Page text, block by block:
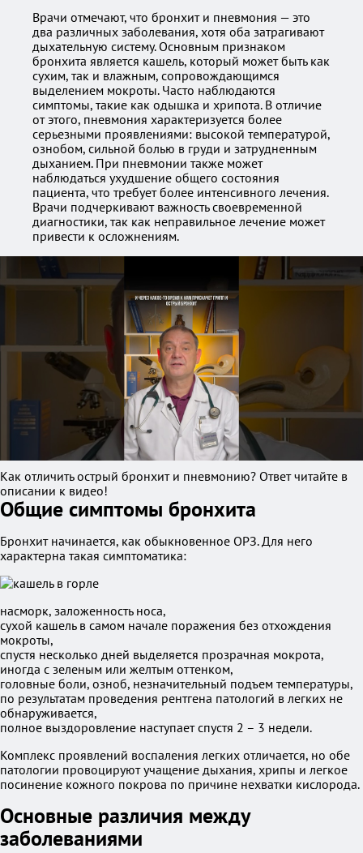
Врачи отмечают, что бронхит и пневмония — это
два различных заболевания, хотя оба затрагивают
дыхательную систему. Основным признаком
бронхита является кашель, который может быть как
сухим, так и влажным, сопровождающимся
выделением мокроты. Часто наблюдаются
симптомы, такие как одышка и хрипота. В отличие
от этого, пневмония характеризуется более
серьезными проявлениями: высокой температурой,
ознобом, сильной болью в груди и затрудненным
дыханием. При пневмонии также может
наблюдаться ухудшение общего состояния
пациента, что требует более интенсивного лечения.
Врачи подчеркивают важность своевременной
диагностики, так как неправильное лечение может
привести к осложнениям.
Как отличить острый бронхит и пневмонию? Ответ читайте в
описании к видео!
Общие симптомы бронхита
Бронхит начинается, как обыкновенное ОРЗ. Для него
характерна такая симптоматика:
насморк, заложенность носа,
сухой кашель в самом начале поражения без отхождения
мокроты,
спустя несколько дней выделяется прозрачная мокрота,
иногда с зеленым или желтым оттенком,
головные боли, озноб, незначительный подъем температуры,
по результатам проведения рентгена патологий в легких не
обнаруживается,
полное выздоровление наступает спустя 2 – 3 недели.
Комплекс проявлений воспаления легких отличается, но обе
патологии провоцируют учащение дыхания, хрипы и легкое
посинение кожного покрова по причине нехватки кислорода.
Основные различия между
заболеваниями